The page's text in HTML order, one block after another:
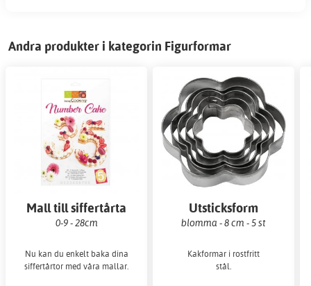
Andra produkter i kategorin Figurformar
Mall till siffertårta
0-9 - 28cm
Nu kan du enkelt baka dina
siffertårtor med våra mallar.
Utsticksform
blomma - 8 cm - 5 st
Kakformar i rostfritt
stål.